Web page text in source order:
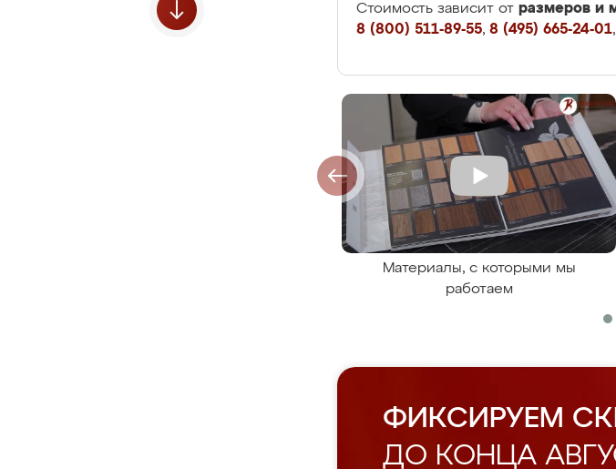
Стоимость зависит от размеров и
8 (800) 511-89-55, 8 (495) 665-24-01,
Материалы, с которыми мы
работаем
ФИКСИРУЕМ
ДО КОНЦА